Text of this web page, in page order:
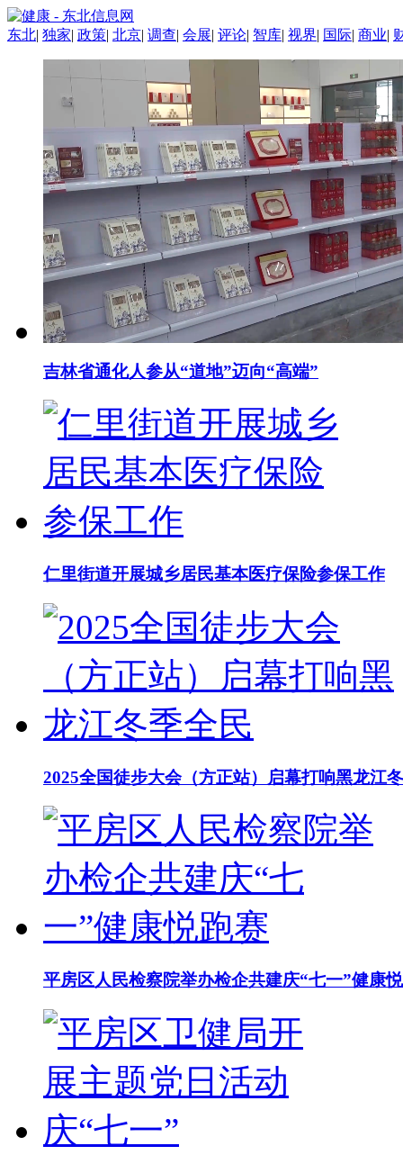
东北| 独家| 政策| 北京| 调查| 会展| 评论| 智库| 视界| 国际| 商业|
吉林省通化人参从“道地”迈向“高端”
仁里街道开展城乡居民基本医疗保险参保工作
2025全国徒步大会（方正站）启幕打响黑龙江
平房区人民检察院举办检企共建庆“七一”健康